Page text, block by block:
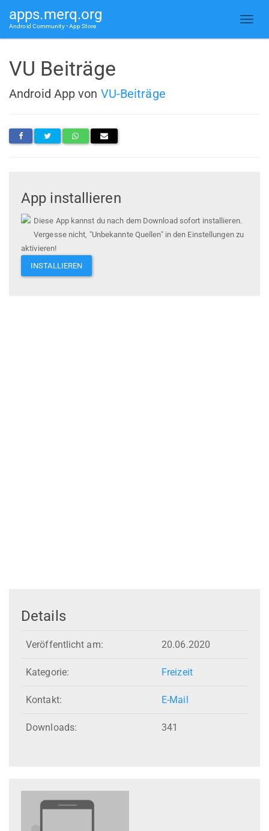
apps.merq.org
Android Community • App Store
VU Beiträge
Android App von VU-Beiträge
App installieren
Diese App kannst du nach dem Download sofort installieren.
Vergesse nicht, "Unbekannte Quellen" in den Einstellungen zu
aktivieren!
INSTALLIEREN
Details
Veröffentlicht am: 20.06.2020
Kategorie: Freizeit
Kontakt: E-Mail
Downloads: 341